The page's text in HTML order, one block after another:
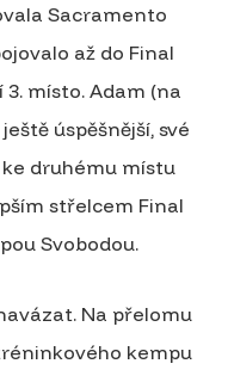
Sacramento
až do Final
místo. Adam (na
úspěšnější, své
druhému místu
střelcem Final
Svobodou.
Na přelomu
kempu